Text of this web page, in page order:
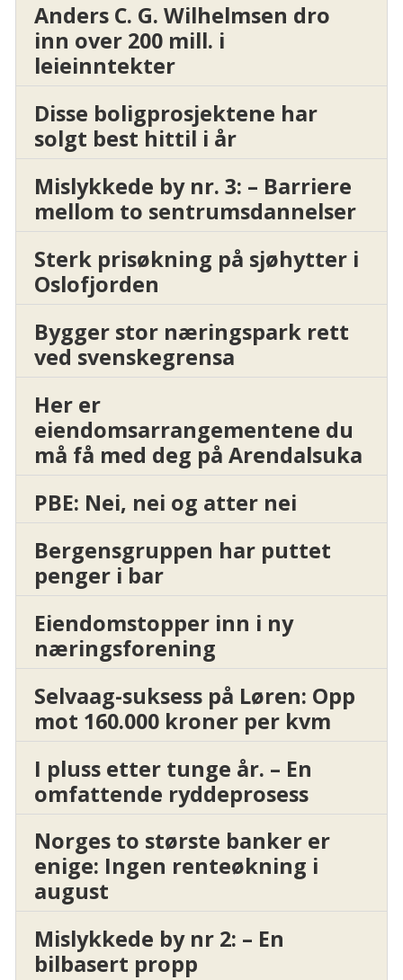
Anders C. G. Wilhelmsen dro
inn over 200 mill. i
leieinntekter
Disse boligprosjektene har
solgt best hittil i år
Mislykkede by nr. 3: – Barriere
mellom to sentrumsdannelser
Sterk prisøkning på sjøhytter i
Oslofjorden
Bygger stor næringspark rett
ved svenskegrensa
Her er
eiendomsarrangementene du
må få med deg på Arendalsuka
PBE: Nei, nei og atter nei
Bergensgruppen har puttet
penger i bar
Eiendomstopper inn i ny
næringsforening
Selvaag-suksess på Løren: Opp
mot 160.000 kroner per kvm
I pluss etter tunge år. – En
omfattende ryddeprosess
Norges to største banker er
enige: Ingen renteøkning i
august
Mislykkede by nr 2: – En
bilbasert propp